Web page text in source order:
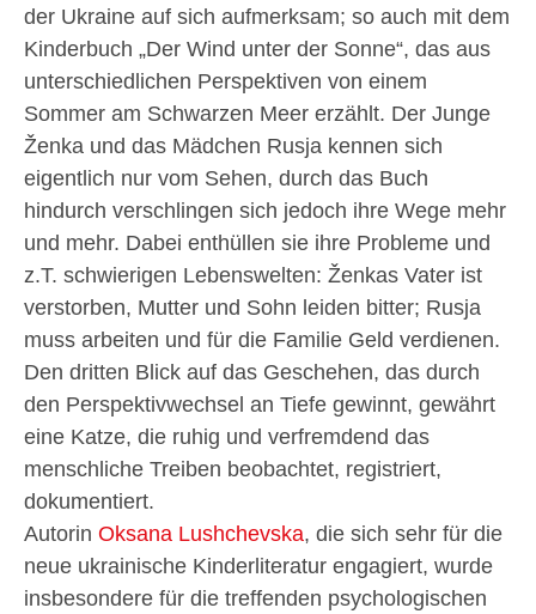
der Ukraine auf sich aufmerksam; so auch mit dem
Kinderbuch „Der Wind unter der Sonne“, das aus
unterschiedlichen Perspektiven von einem
Sommer am Schwarzen Meer erzählt. Der Junge
Ženka und das Mädchen Rusja kennen sich
eigentlich nur vom Sehen, durch das Buch
hindurch verschlingen sich jedoch ihre Wege mehr
und mehr. Dabei enthüllen sie ihre Probleme und
z.T. schwierigen Lebenswelten: Ženkas Vater ist
verstorben, Mutter und Sohn leiden bitter; Rusja
muss arbeiten und für die Familie Geld verdienen.
Den dritten Blick auf das Geschehen, das durch
den Perspektivwechsel an Tiefe gewinnt, gewährt
eine Katze, die ruhig und verfremdend das
menschliche Treiben beobachtet, registriert,
dokumentiert.
Autorin Oksana Lushchevska, die sich sehr für die
neue ukrainische Kinderliteratur engagiert, wurde
insbesondere für die treffenden psychologischen